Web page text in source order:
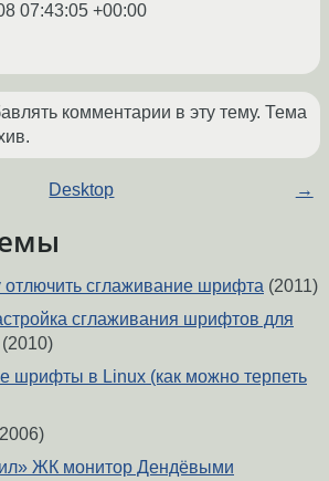
07:43:05 +00:00
комментарии в эту тему. Тема
Desktop →
отлючить сглаживание шрифта (2011)
сглаживания шрифтов для
(2010)
шрифты в Linux (как можно терпеть
ЖК монитор Дендёвыми